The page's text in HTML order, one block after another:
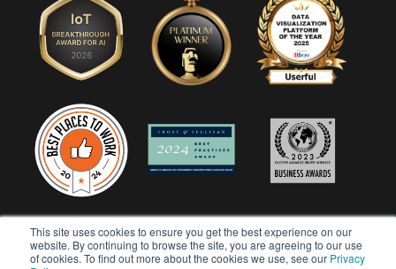
This site uses cookies to ensure you get the best experience on our
website. By continuing to browse the site, you are agreeing to our use
of cookies. To find out more about the cookies we use, see our Privacy